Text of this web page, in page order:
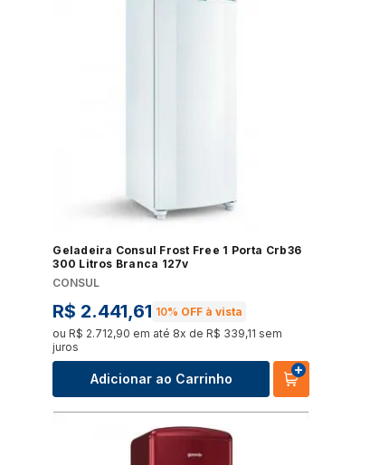
Geladeira Consul Frost Free 1 Porta Crb36
300 Litros Branca 127v
CONSUL
R$ 2.441,61 10% OFF à vista
ouR$ 2.712,90 em até 8x deR$ 339,11 sem
juros
Adicionar ao Carrinho